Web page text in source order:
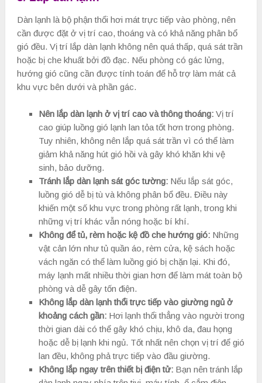
Dàn lạnh là bộ phận thổi hơi mát trực tiếp vào phòng, nên
cần được đặt ở vị trí cao, thoáng và có khả năng phân bổ
gió đều. Vị trí lắp dàn lạnh không nên quá thấp, quá sát trần
hoặc bị che khuất bởi đồ đạc. Nếu phòng có gác lửng,
hướng gió cũng cần được tính toán để hỗ trợ làm mát cả
khu vực bên dưới và phần gác.
Nên lắp dàn lạnh ở vị trí cao và thông thoáng: Vị trí
cao giúp luồng gió lạnh lan tỏa tốt hơn trong phòng.
Tuy nhiên, không nên lắp quá sát trần vì có thể làm
giảm khả năng hút gió hồi và gây khó khăn khi vệ
sinh, bảo dưỡng.
Tránh lắp dàn lạnh sát góc tường: Nếu lắp sát góc,
luồng gió dễ bị tù và không phân bổ đều. Điều này
khiến một số khu vực trong phòng rất lạnh, trong khi
những vị trí khác vẫn nóng hoặc bí khí.
Không để tủ, rèm hoặc kệ đồ che hướng gió: Những
vật cản lớn như tủ quần áo, rèm cửa, kệ sách hoặc
vách ngăn có thể làm luồng gió bị chặn lại. Khi đó,
máy lạnh mất nhiều thời gian hơn để làm mát toàn bộ
phòng và dễ gây tốn điện.
Không lắp dàn lạnh thổi trực tiếp vào giường ngủ ở
khoảng cách gần: Hơi lạnh thổi thẳng vào người trong
thời gian dài có thể gây khó chịu, khô da, đau họng
hoặc dễ bị lạnh khi ngủ. Tốt nhất nên chọn vị trí để gió
lan đều, không phả trực tiếp vào đầu giường.
Không lắp ngay trên thiết bị điện tử: Bạn nên tránh lắp